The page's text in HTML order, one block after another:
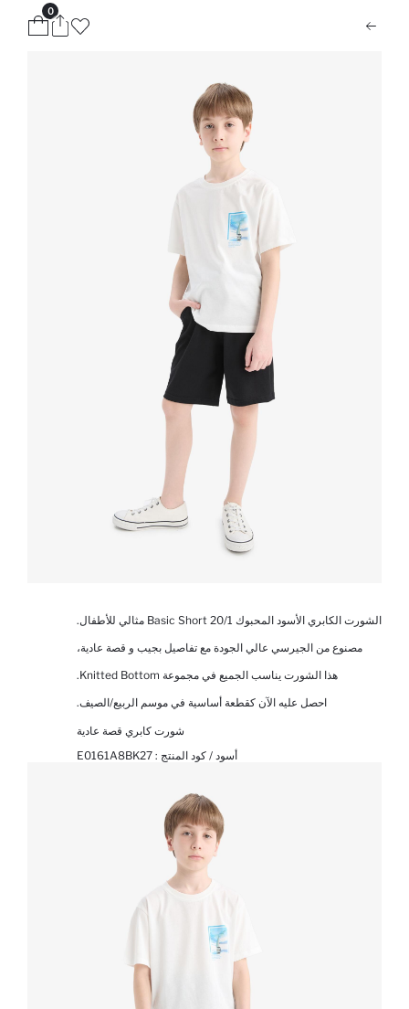
0
الشورت الكابري الأسود المحبوك 20/1 Basic Short مثالي للأطفال.
مصنوع من الجيرسي عالي الجودة مع تفاصيل بجيب و قصة عادية،
هذا الشورت يناسب الجميع في مجموعة Knitted Bottom.
احصل عليه الآن كقطعة أساسية في موسم الربيع/الصيف.
شورت كابري قصة عادية
أسود / كود المنتج : E0161A8BK27